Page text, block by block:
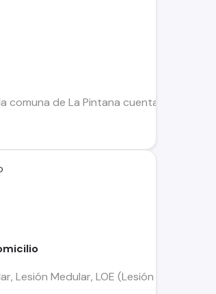
comuna de La Pintana cuenta con
Lesión Medular, LOE (Lesión por